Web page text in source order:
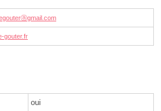
gouter.fr
oui